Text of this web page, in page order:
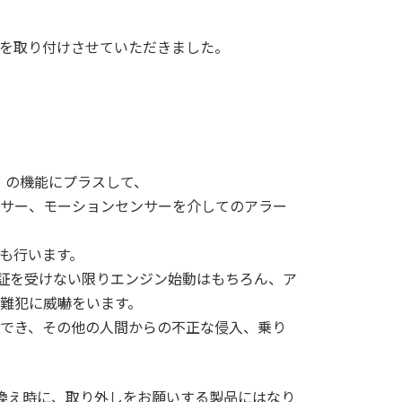
り付けさせていただきました。
機能にプラスして、
ー、モーションセンサーを介してのアラー
行います。
を受けない限りエンジン始動はもちろん、ア
犯に威嚇をいます。
き、その他の人間からの不正な侵入、乗り
時に、取り外しをお願いする製品にはなり